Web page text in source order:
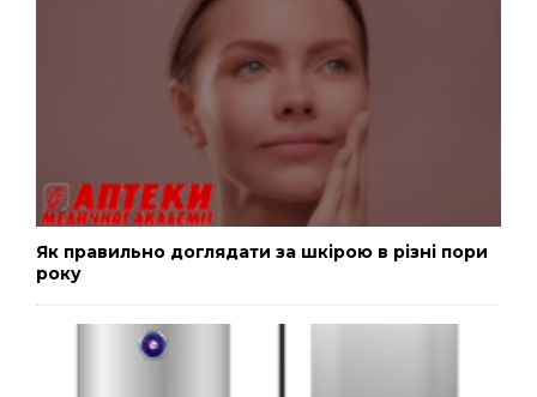
Як правильно доглядати за шкірою в різні пори
року